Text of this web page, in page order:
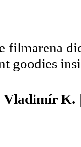
filmarena
goodies
Vladimír K.